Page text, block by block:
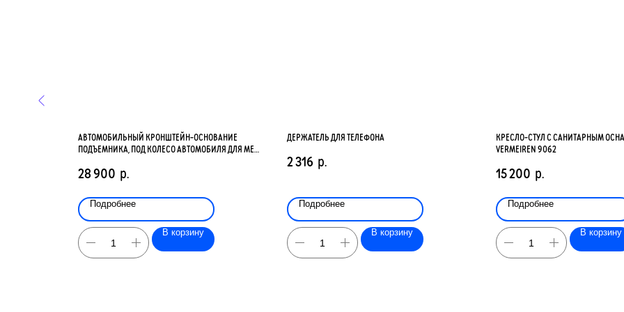
АВТОМОБИЛЬНЫЙ КРОНШТЕЙН-ОСНОВАНИЕ
ПОДЪЕМНИКА, ПОД КОЛЕСО АВТОМОБИЛЯ ДЛЯ MET
28 900 р.
Подробнее
В корзину
ДЕРЖАТЕЛЬ ДЛЯ ТЕЛЕФОНА
2 316 р.
Подробнее
В корзину
КРЕСЛО-СТУЛ С САНИТАРНЫМ
VERMEIREN 9062
15 200 р.
Подробнее
В корзину